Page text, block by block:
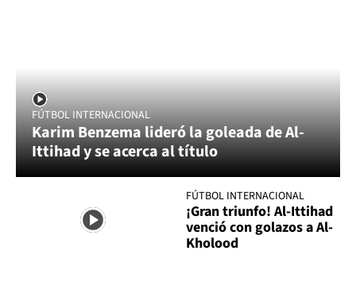
FÚTBOL INTERNACIONAL
Karim Benzema lideró la goleada de Al-
Ittihad y se acerca al título
FÚTBOL INTERNACIONAL
¡Gran triunfo! Al-Ittihad
venció con golazos a Al-
Kholood